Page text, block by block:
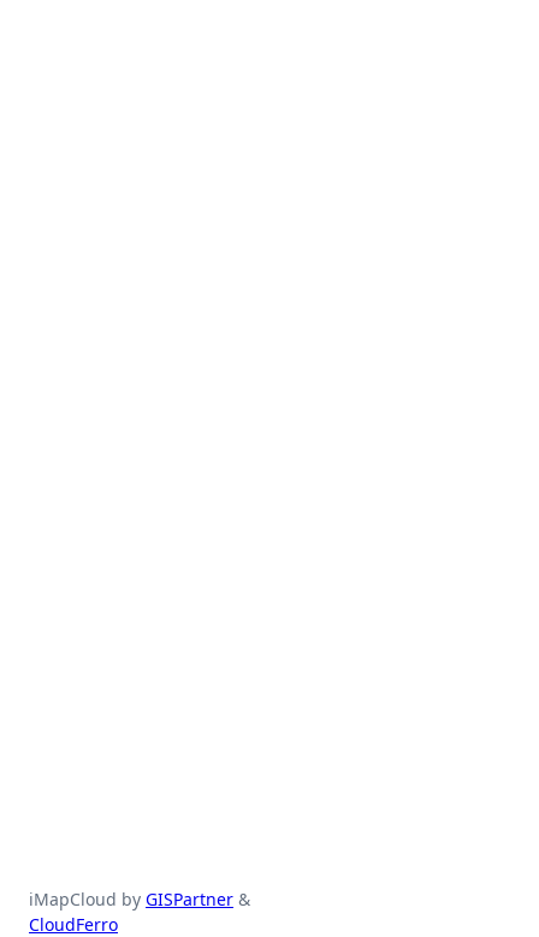
iMapCloud by GISPartner &
CloudFerro